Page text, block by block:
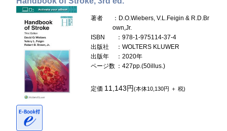
著者
：D.O.Wiebers, V.L.Feigin & R.D.Br
own,Jr.
ISBN
：978-1-975114-37-4
出版社
：WOLTERS KLUWER
出版年
：2020年
ページ数 ：427pp.(50illus.)
定価 11,143円(本体10,130円 ＋ 税)